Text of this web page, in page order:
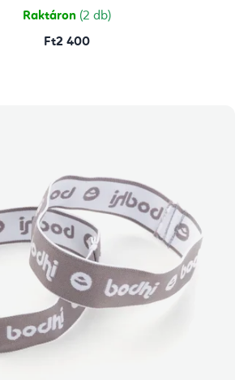
csillag.
Raktáron (2 db)
Ft2 400